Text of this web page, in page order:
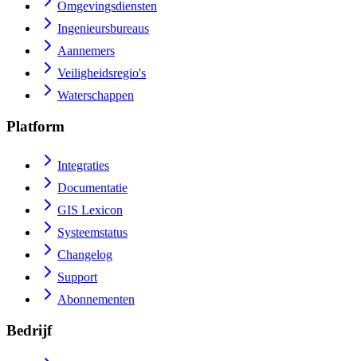
Omgevingsdiensten
Ingenieursbureaus
Aannemers
Veiligheidsregio's
Waterschappen
Platform
Integraties
Documentatie
GIS Lexicon
Systeemstatus
Changelog
Support
Abonnementen
Bedrijf